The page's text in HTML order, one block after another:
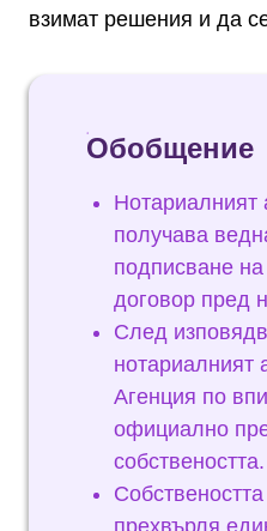
взимат решения и да
Обобщение
Нотариалният
получава
подписване
договор пред
След
нотариалният
Агенция по
официално
собствеността.
прехвърля